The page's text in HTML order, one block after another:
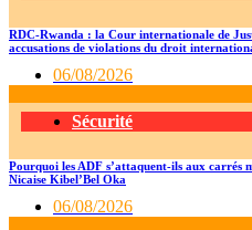
RDC-Rwanda : la Cour internationale de
accusations de violations du droit
06/08/2026
Sécurité
Pourquoi les ADF s’attaquent-ils aux carrés
Nicaise Kibel’Bel Oka
06/08/2026